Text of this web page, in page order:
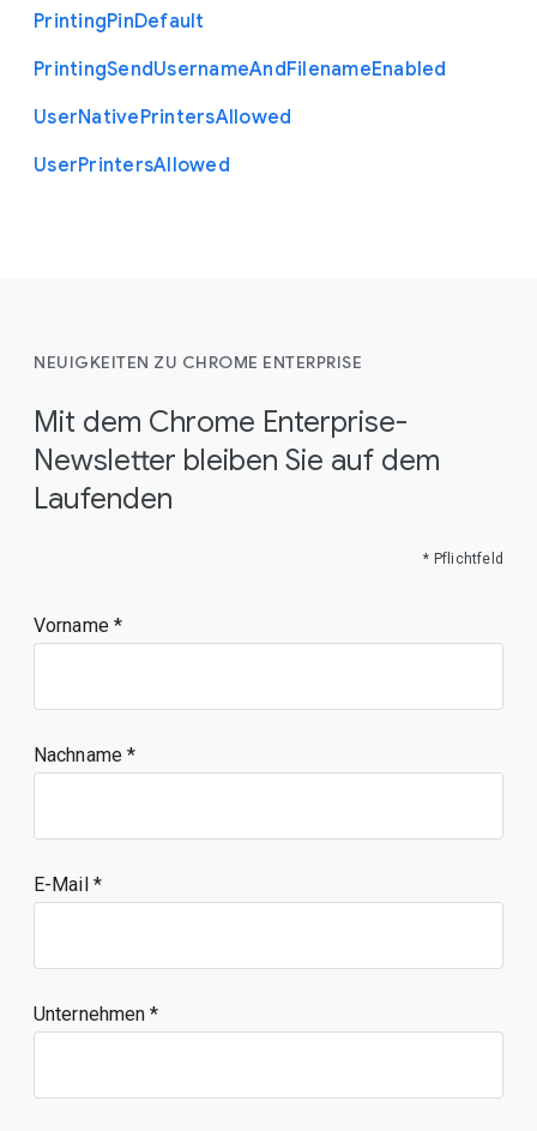
PrintingPinDefault
PrintingSendUsernameAndFilenameEnabled
UserNativePrintersAllowed
UserPrintersAllowed
NEUIGKEITEN ZU CHROME ENTERPRISE
Mit dem Chrome Enterprise-
Newsletter bleiben Sie auf dem
Laufenden
* Pflichtfeld
Vorname
Nachname
E-Mail
Unternehmen